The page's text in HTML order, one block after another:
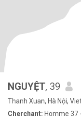
NGUYỆT, 39
Thanh Xuan, Hà Nội,
Cherchant: Homme 37